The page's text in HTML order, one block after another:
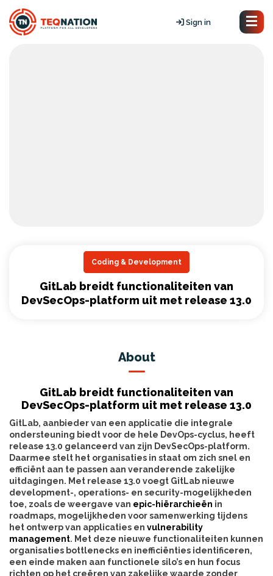
Sign in
Coding & Development
GitLab breidt functionaliteiten van
DevSecOps-platform uit met release 13.0
About
GitLab breidt functionaliteiten van
DevSecOps-platform uit met release 13.0
GitLab, aanbieder van een applicatie die integrale
ondersteuning biedt voor de hele DevOps-cyclus, heeft
release 13.0 gelanceerd van zijn DevSecOps-platform.
Daarmee stelt het organisaties in staat om zich snel en
efficiënt aan te passen aan veranderende zakelijke
uitdagingen. Met release 13.0 voegt GitLab nieuwe
development-, operations- en security-mogelijkheden
toe, zoals de weergave van epic-hiërarchieën in
roadmaps, mogelijkheden voor samenwerking tijdens
het ontwerp van applicaties en vulnerability
management. Met deze nieuwe functionaliteiten kunnen
organisaties bottlenecks en inefficiënties identificeren,
een einde maken aan functionele silo’s en hun focus
richten op het creëren van zakelijke waarde zonder